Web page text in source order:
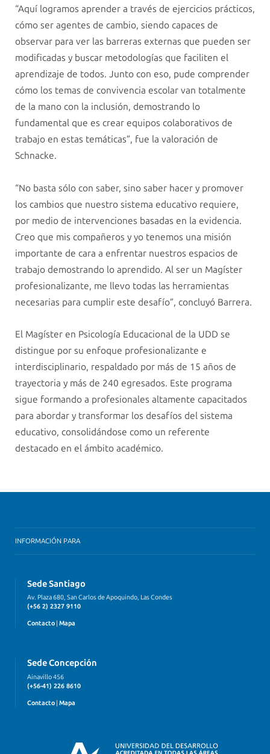
“Aquí logramos aprender a través de ejercicios prácticos,
cómo ser agentes de cambio, siendo capaces de
observar para ver las barreras externas que pueden ser
modificadas y buscar metodologías que faciliten el
aprendizaje de todos. Junto con eso, pude comprender
cómo los temas de convivencia escolar van totalmente
de la mano con la inclusión, demostrando lo
fundamental que es crear equipos colaborativos de
trabajo en estas temáticas”, fue la valoración de
Schnacke.
“No basta sólo con saber, sino saber hacer y promover
los cambios que nuestro sistema educativo requiere,
por medio de intervenciones basadas en la evidencia.
Creo que mis compañeros y yo tenemos una misión
importante de cara a enfrentar nuestros espacios de
trabajo demostrando lo aprendido. Al ser un Magíster
profesionalizante, me llevo todas las herramientas
necesarias para cumplir este desafío”, concluyó Barrera.
El Magíster en Psicología Educacional de la UDD se
distingue por su enfoque profesionalizante e
interdisciplinario, respaldado por más de 15 años de
trayectoria y más de 240 egresados. Este programa
sigue formando a profesionales altamente capacitados
para abordar y transformar los desafíos del sistema
educativo, consolidándose como un referente
destacado en el ámbito académico.
INFORMACIÓN PARA
Sede Santiago
Av. Plaza 680, San Carlos de Apoquindo, Las Condes
(+56 2) 2327 9110
Contacto Mapa
Sede Concepción
Ainavillo 456
(+56-41) 226 8610
Contacto | Mapa